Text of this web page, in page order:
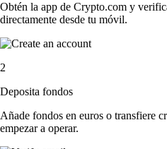
Obtén la app de Crypto.com y
directamente desde tu móvil.
2
Deposita fondos
Añade fondos en euros o transfiere
empezar a operar.